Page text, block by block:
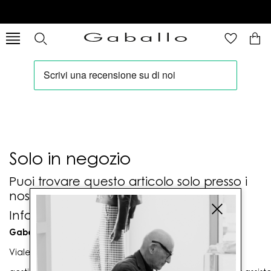
Solo in negozio
Puoi trovare questo articolo solo presso i
nostri punti vendita:
Info contatti
Gaballo Mario srl
Viale G. Matteotti n. 23 00053 Civitavecchia (RM)